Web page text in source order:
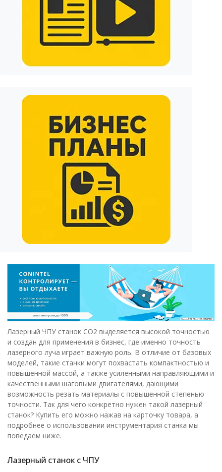
Лазерный ЧПУ станок СО2 выделяется высокой точностью
и создан для применения в бизнес, где именно точность
лазерного луча играет важную роль. В отличие от базовых
моделей, такие станки могут похвастать компактностью и
повышенной массой, а также усиленными направляющими и
качественными шаговыми двигателями, дающими
возможность резать материалы с повышенной степенью
точности. Так для чего конкретно нужен такой лазерный
станок? Купить его можно нажав на карточку товара, а
подробнее о использовании инструментария станка мы
поведаем ниже.
Лазерный станок с ЧПУ